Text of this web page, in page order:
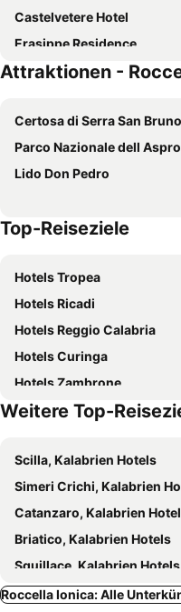
Castelvetere Hotel
Erasippe Residence
Il Paese Alberga!
Sabbia d'Oro
Miramare
Al Giumani
Borgo Della Longevità
Attraktionen -
Certosa di Serra San Bruno
Parco Nazionale dell Aspromonte
Lido Don Pedro
Top-Reiseziele
Hotels Tropea
Hotels Ricadi
Hotels Reggio Calabria
Hotels Curinga
Hotels Zambrone
Weitere Top-
Scilla, Kalabrien Hotels
Simeri Crichi, Kalabrien
Catanzaro, Kalabrien
Briatico, Kalabrien Hotels
Squillace, Kalabrien Hotels
Alì Terme, Sizilien Hotels
Roccella Ionica: Alle